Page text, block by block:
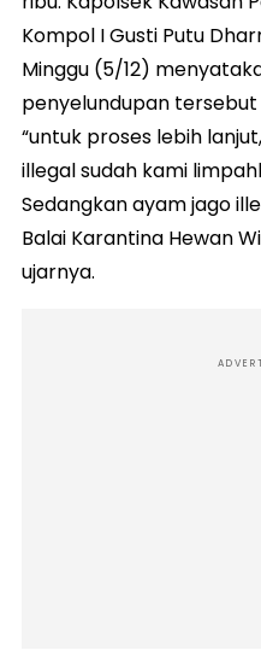
Kompol I Gusti Putu
Minggu (5/12)
penyelundupan tersebut
“untuk proses lebih
illegal sudah kami
Sedangkan ayam jago
Balai Karantina Hewan
ujarnya.